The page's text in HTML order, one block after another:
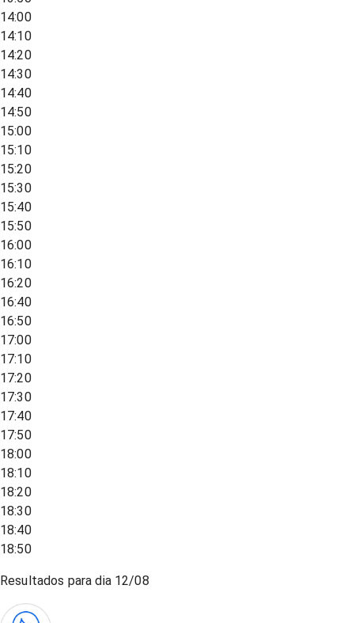
14:00
14:10
14:20
14:30
14:40
14:50
15:00
15:10
15:20
15:30
15:40
15:50
16:00
16:10
16:20
16:40
16:50
17:00
17:10
17:20
17:30
17:40
17:50
18:00
18:10
18:20
18:30
18:40
18:50
Resultados para dia 12/08